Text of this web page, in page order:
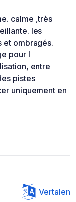
calme ,très
les
et ombragés.
pour l
entre
pistes
uniquement en
Vertalen